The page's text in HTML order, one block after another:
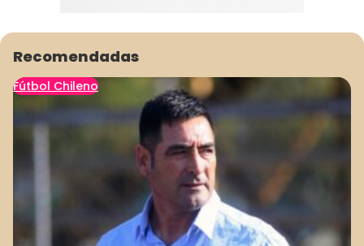
Recomendadas
Fútbol Chileno